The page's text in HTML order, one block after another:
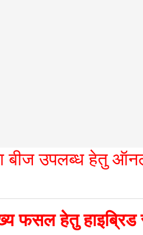
बीज उपलब्ध हेतु
फसल हेतु